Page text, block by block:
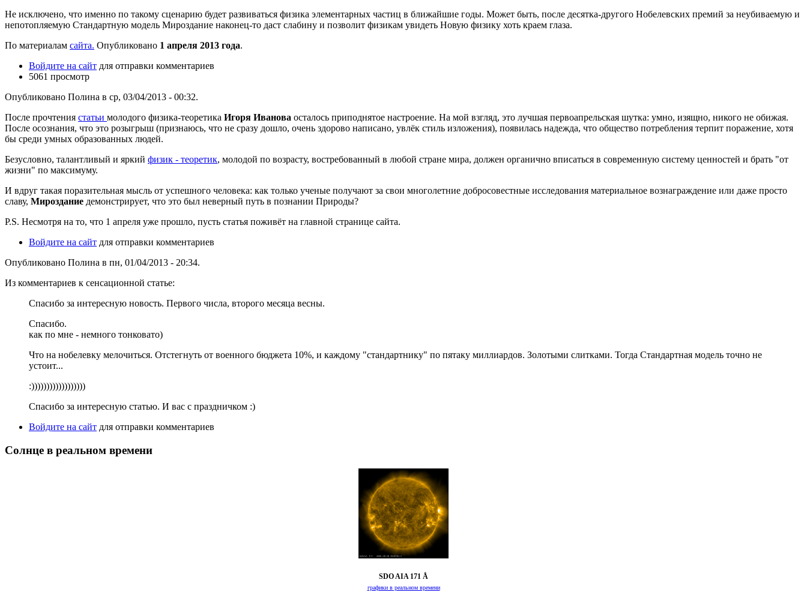
Не исключено, что именно по такому сценарию будет развиваться физика элементарных частиц в ближайшие годы. Может быть, после десятка-другого Нобелевских премий за неубиваемую и
непотопляемую Стандартную модель Мироздание наконец-то даст слабину и позволит физикам увидеть Новую физику хоть краем глаза.
По материалам сайта. Опубликовано 1 апреля 2013 года.
Войдите на сайт для отправки комментариев
5061 просмотр
Опубликовано Полина в ср, 03/04/2013 - 00:32.
После прочтения статьи молодого физика-теоретика Игоря Иванова осталось приподнятое настроение. На мой взгляд, это лучшая первоапрельская шутка: умно, изящно, никого не обижая.
После осознания, что это розыгрыш (признаюсь, что не сразу дошло, очень здорово написано, увлёк стиль изложения), появилась надежда, что общество потребления терпит поражение, хотя
бы среди умных образованных людей.
Безусловно, талантливый и яркий физик - теоретик, молодой по возрасту, востребованный в любой стране мира, должен органично вписаться в современную систему ценностей и брать "от
жизни" по максимуму.
И вдруг такая поразительная мысль от успешного человека: как только ученые получают за свои многолетние добросовестные исследования материальное вознаграждение или даже просто
славу, Мироздание демонстрирует, что это был неверный путь в познании Природы?
P.S. Несмотря на то, что 1 апреля уже прошло, пусть статья поживёт на главной странице сайта.
Войдите на сайт для отправки комментариев
Опубликовано Полина в пн, 01/04/2013 - 20:34.
Из комментариев к сенсационной статье:
Спасибо за интересную новость. Первого числа, второго месяца весны.
Спасибо.
как по мне - немного тонковато)
Что на нобелевку мелочиться. Отстегнуть от военного бюджета 10%, и каждому "стандартнику" по пятаку миллиардов. Золотыми слитками. Тогда Стандартная модель точно не
устоит...
:))))))))))))))))))
Спасибо за интересную статью. И вас с праздничком :)
Войдите на сайт для отправки комментариев
Солнце в реальном времени
SDO AIA 171 Å
графики в реальном времени